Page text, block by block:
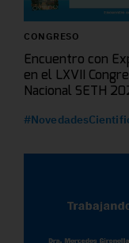
CONGRESO
Encuentro con
en el LXVII
Nacional SETH